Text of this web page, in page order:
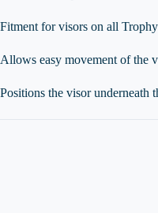
Fitment for visors on all
Allows easy movement of the
Positions the visor underneath